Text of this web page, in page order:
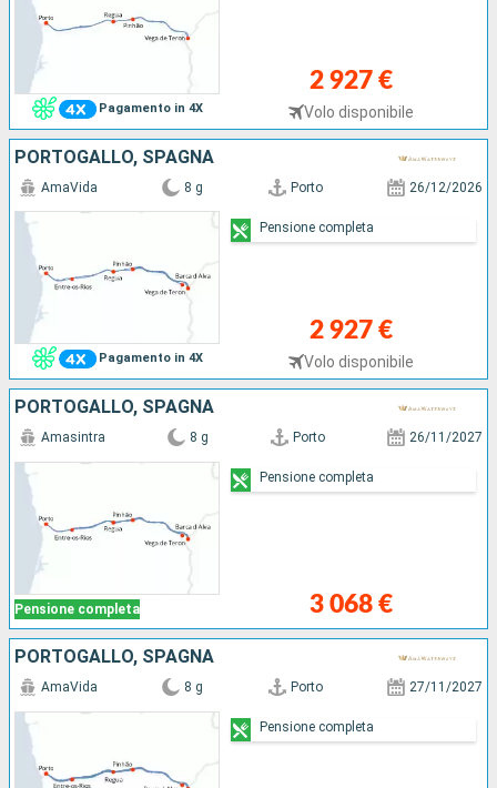
Pagamento in 4X
2 927 €
Volo disponibile
PORTOGALLO, SPAGNA
Pagamento in 4X
AmaVida 8 g Porto 26/12/2026
2 927 €
Volo disponibile
Pensione completa
PORTOGALLO, SPAGNA
Pensione completa
Amasintra 8 g Porto 26/11/2027
3 068 €
Pensione completa
PORTOGALLO, SPAGNA
AmaVida 8 g Porto 27/11/2027
Pensione completa